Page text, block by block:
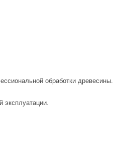
обработки
эксплуатации.